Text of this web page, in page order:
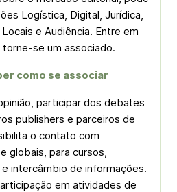
Logística, Digital, Jurídica,
e Audiência. Entre em
se um associado.
como se associar
participar dos debates
publishers e parceiros de
o contato com
globais, para cursos,
intercâmbio de informações.
em atividades de